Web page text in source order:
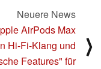
Neuere News
AirPods Max
Hi-Fi-Klang und
Features" für
⟩